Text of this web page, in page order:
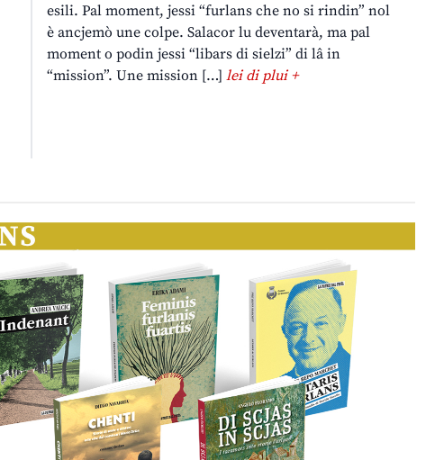
esili. Pal moment, jessi “furlans che no si rindin” nol
è ancjemò une colpe. Salacor lu deventarà, ma pal
moment o podin jessi “libars di sielzi” di lâ in
“mission”. Une mission […]lei di plui +